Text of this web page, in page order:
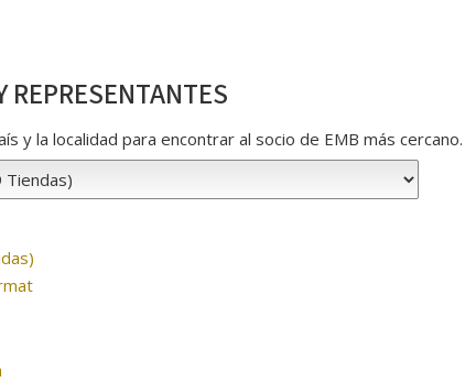
REPRESENTANTES
y la localidad para encontrar al socio de EMB más cercano.